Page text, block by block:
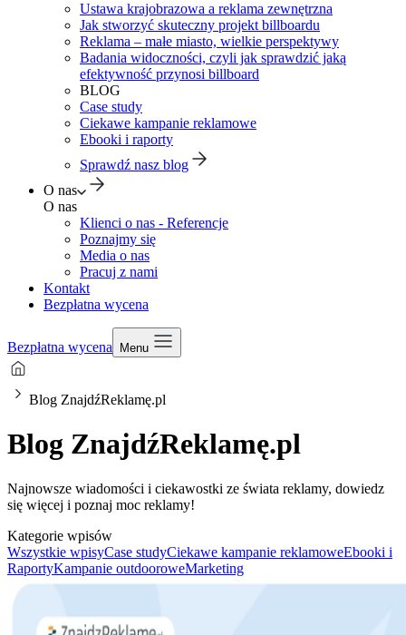
Ustawa krajobrazowa a reklama zewnętrzna
Jak stworzyć skuteczny projekt billboardu
Reklama – małe miasto, wielkie perspektywy
Badania widoczności, czyli jak sprawdzić jaką
efektywność przynosi billboard
BLOG
Case study
Ciekawe kampanie reklamowe
Ebooki i raporty
Sprawdź nasz blog
O nas
O nas
Klienci o nas - Referencje
Poznajmy się
Media o nas
Pracuj z nami
Kontakt
Bezpłatna wycena
Bezpłatna wycena Menu
Blog ZnajdźReklamę.pl
Blog ZnajdźReklamę.pl
Najnowsze wiadomości i ciekawostki ze świata reklamy, dowiedz
się więcej i poznaj moc reklamy!
Kategorie wpisów
Wszystkie wpisyCase studyCiekawe kampanie reklamoweEbooki i
RaportyKampanie outdooroweMarketing